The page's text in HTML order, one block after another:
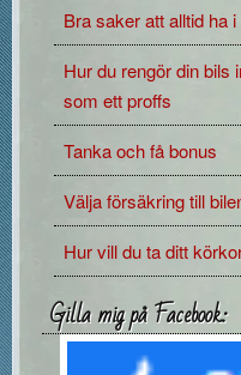
Bra saker att alltid ha i
Hur du rengör din bils
som ett proffs
Tanka och få bonus
Välja försäkring till
Hur vill du ta ditt
Gilla mig på Facebook: